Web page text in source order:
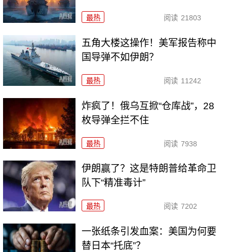
最热 阅读 21803
五角大楼这操作！美军报告称中
国导弹不如伊朗？
最热 阅读 11242
炸疯了！俄乌互掀“仓库战”，28
枚导弹全拦不住
最热 阅读 7938
伊朗赢了？这是特朗普给革命卫
队下“精准毒计”
最热 阅读 7202
一张纸条引发血案：美国为何要
替日本“托底”？